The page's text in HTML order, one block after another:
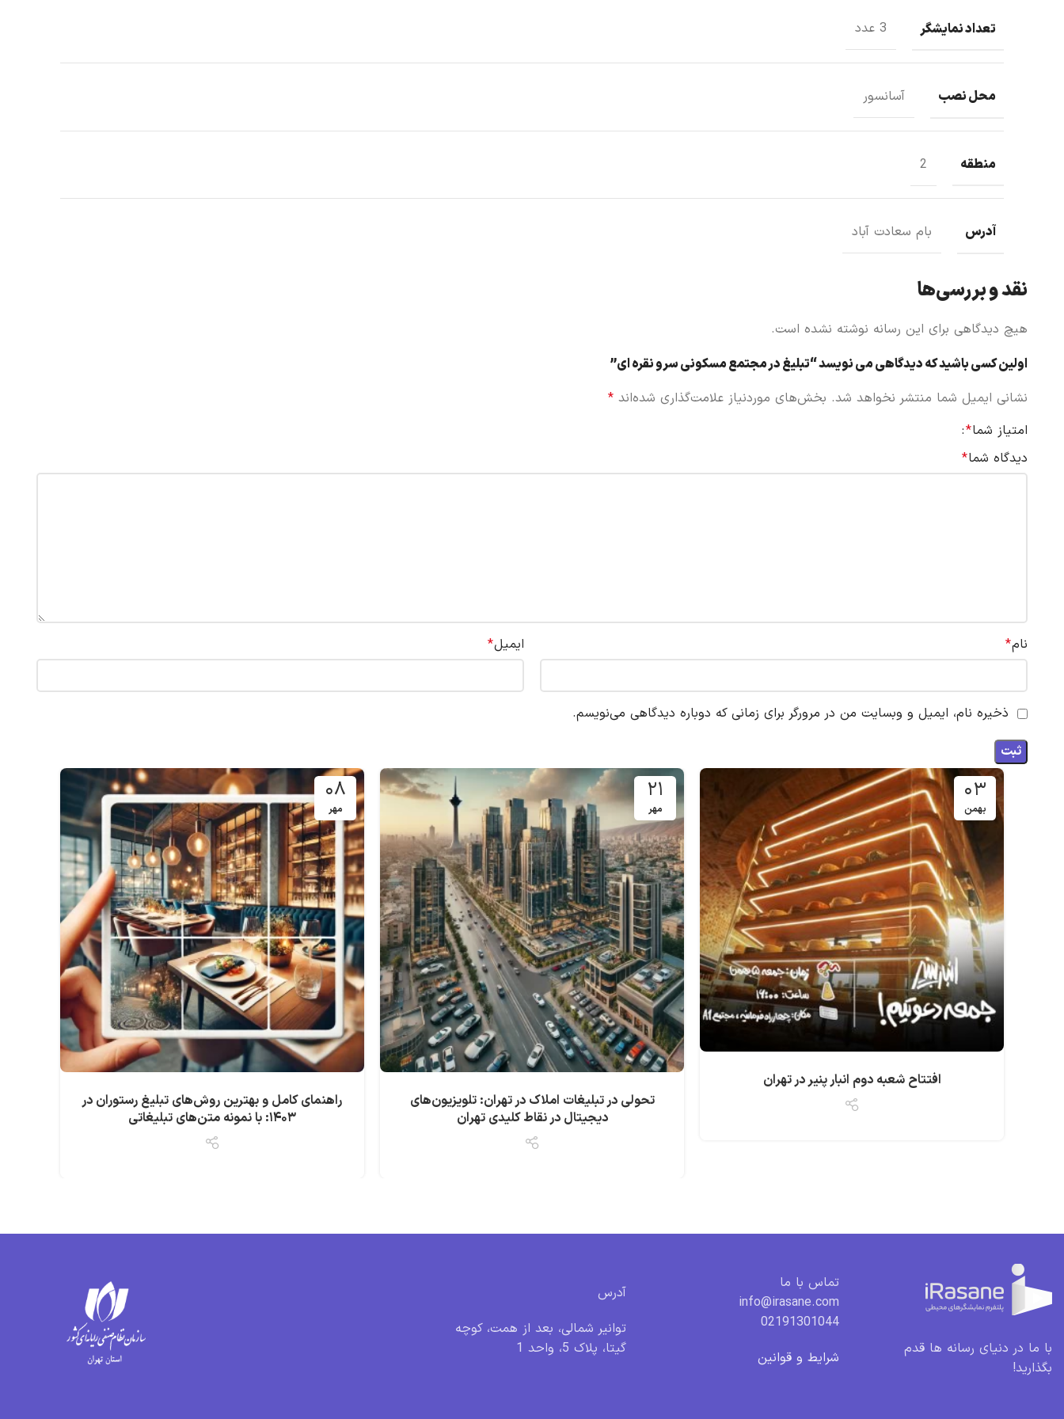
تعداد نمايشگر 3 عدد
محل نصب آسانسور
منطقه 2
آدرس بام سعادت آباد
نقد و بررسی‌ها
هیچ دیدگاهی برای این رسانه نوشته نشده است.
اولین کسی باشید که دیدگاهی می نویسد “تبلیغ در مجتمع مسکونی سرو نقره ای”
نشانی ایمیل شما منتشر نخواهد شد. بخش‌های موردنیاز علامت‌گذاری شده‌اند *
امتیاز شما*
دیدگاه شما*
نام* ایمیل*
ذخیره نام، ایمیل و وبسایت من در مرورگر برای زمانی که دوباره دیدگاهی می‌نویسم.
۰۳
بهمن
افتتاح شعبه دوم انبار پنیر در تهران
۲۱
مهر
تحولی در تبلیغات املاک در تهران: تلویزیون‌های
دیجیتال در نقاط کلیدی تهران
۰۸
مهر
راهنمای کامل و بهترین روش‌های تبلیغ رستوران در
۱۴۰۳: با نمونه متن‌های تبلیغاتی
با ما در دنیای رسانه ها قدم
بگذارید!
تماس با ما
info@irasane.com
02191301044
شرایط و قوانین
آدرس
توانیر شمالی، بعد از همت، کوچه
گیتا، پلاک 5، واحد 1